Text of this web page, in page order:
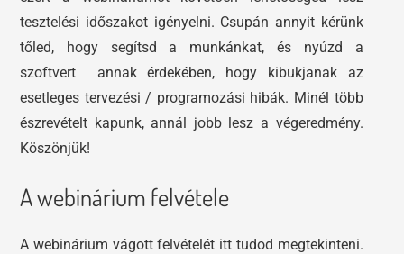
tesztelési időszakot igényelni. Csupán annyit kérünk
tőled, hogy segítsd a munkánkat, és nyúzd a
szoftvert annak érdekében, hogy kibukjanak az
esetleges tervezési / programozási hibák. Minél több
észrevételt kapunk, annál jobb lesz a végeredmény.
Köszönjük!
A webinárium felvétele
A webinárium vágott felvételét itt tudod megtekinteni.